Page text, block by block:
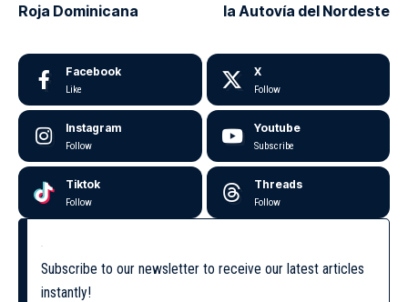
Roja Dominicana
la Autovía del Nordeste
Facebook
Like
X
Follow
Instagram
Follow
Youtube
Subscribe
Tiktok
Follow
Threads
Follow
Subscribe to our newsletter to receive our latest articles
instantly!